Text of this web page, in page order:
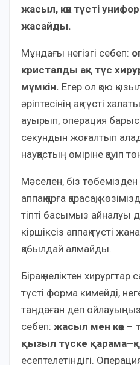
жасыл, көк түсті
жасайды.
Мұндағы негізгі себеп:
кристалды ақ түс
мүмкін. Егер ол қою
әріптесінің ақ түсті
ауырып, операция
секундын жоғалтып
науқастың өміріне қауіп
Мәселен, біз төбемізден
аппақ қарға қарасақ,
тіпті басымыз айналуы
кіршіксіз аппақ түсті
қабылдай алмайды.
Бірақ неліктен
түсті форма кимейді,
таңдаған деп
себеп: жасыл мен көк –
қызыл түске
есептелетіндігі.